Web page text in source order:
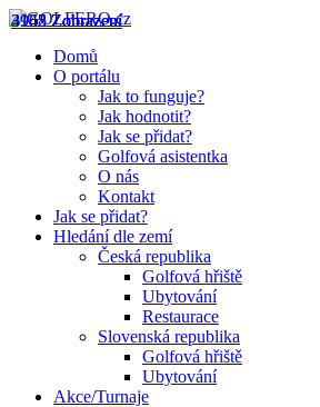
Domů
O portálu
Jak to funguje?
Jak hodnotit?
Jak se přidat?
Golfová asistentka
O nás
Kontakt
Jak se přidat?
Hledání dle zemí
Česká republika
Golfová hřiště
Ubytování
Restaurace
Slovenská republika
Golfová hřiště
Ubytování
Akce/Turnaje
4162 Zobrazení
3955 Zobrazení
3148 Zobrazení